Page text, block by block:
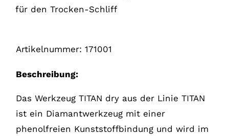
für den Trocken-Schliff
15,00 €
Artikelnummer: 171001
Beschreibung:
Das Werkzeug TITAN dry aus der Linie TITAN
ist ein Diamantwerkzeug mit einer
phenolfreien Kunststoffbindung und wird im